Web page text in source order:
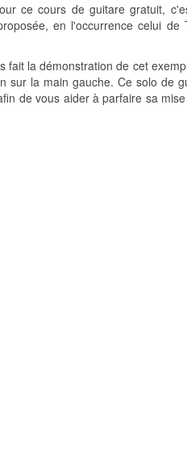
ce cours de guitare gratuit,
en l'occurrence celui de
fait la démonstration de cet
sur la main gauche. Ce solo de
de vous aider à parfaire sa